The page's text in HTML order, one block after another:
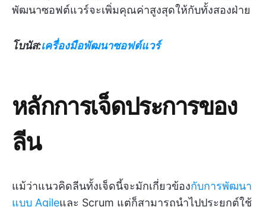
พัฒนาซอฟต์แวร์จะเพิ่มคุณค่าสูงสุดให้กับทั้งสองฝ่าย
โบนัส:เครื่องมือพัฒนาซอฟต์แวร์
หลักการเจ็ดประการของ
ลีน
แม้ว่าแนวคิดลีนทั้งเจ็ดนี้จะมักเกี่ยวข้องกับการพัฒนา
แบบ Agileและ Scrum แต่ก็สามารถนำไปประยุกต์ใช้